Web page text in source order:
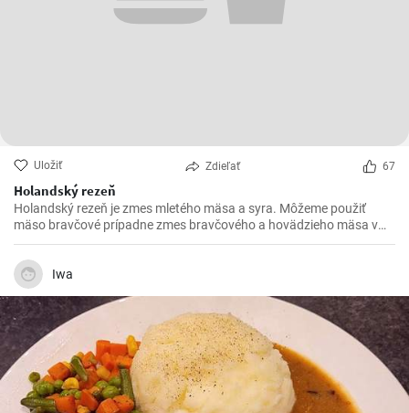
Uložiť Zdieľať 67
Holandský rezeň
Holandský rezeň je zmes mletého mäsa a syra. Môžeme použiť
mäso bravčové prípadne zmes bravčového a hovädzieho mäsa v
pomere 2 : 1.
Iwa